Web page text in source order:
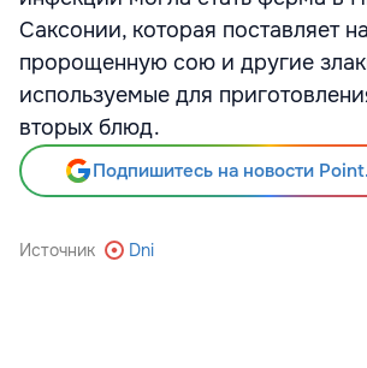
Саксонии, которая поставляет
пророщенную сою и другие
используемые для
вторых блюд.
Подпишитесь на новости
Источник Dni